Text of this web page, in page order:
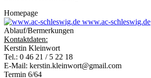
Homepage
www.ac-schleswig.de
Ablauf/Bermerkungen
Kontaktdaten:
Kerstin Kleinwort
Tel.: 0 46 21 / 5 22 18
E-Mail: kerstin.kleinwort@gmail.com
Termin 6/64